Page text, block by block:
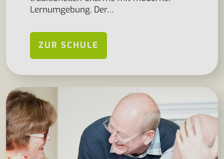
Lernumgebung. Der…
ZUR SCHULE